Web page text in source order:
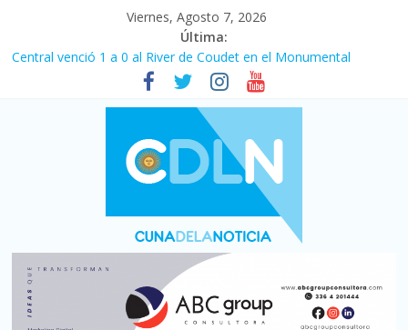
Viernes, Agosto 7, 2026
Última:
Fuerte caída de la venta de autos usados en julio: bajó un 12,6%
Central venció 1 a 0 al River de Coudet en el Monumental
La morosidad alcanzó su nivel más alto en dos décadas y ya
afecta a 400 mil deudores en Santa Fe
Desde que asumió Milei cerraron 41.000 kioscos: el sector
denuncia crisis como en 2001
Vacaciones de invierno con más movimiento y consumo
turístico: 4,6 millones de personas viajaron por el país, un 5,9%